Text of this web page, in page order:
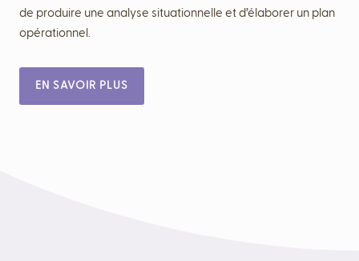
de produire une analyse situationnelle et d’élaborer un plan
opérationnel.
EN SAVOIR PLUS